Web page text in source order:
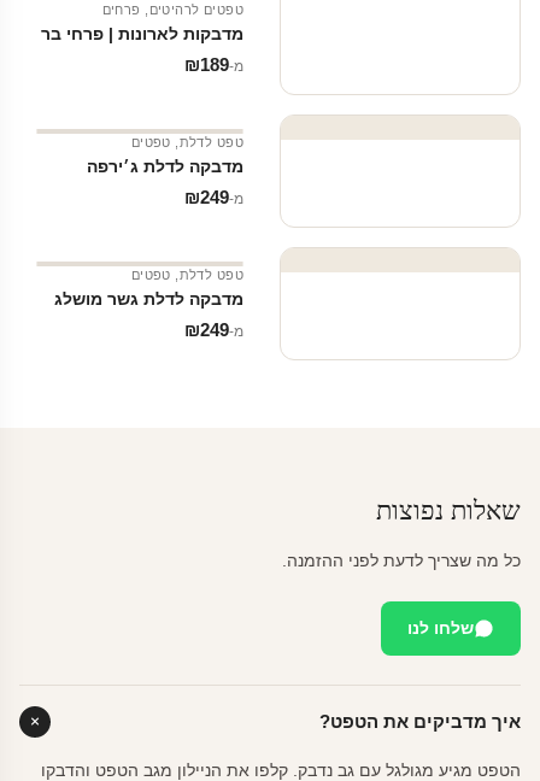
טפטים לרהיטים
פרחים
מדבקות לארונות | פרחי בר
מ‑ ₪189
טפט לדלת טפטים
מדבקה לדלת ג׳ירפה
מ‑ ₪249
טפט לדלת טפטים
מדבקה לדלת גשר מושלג
מ‑ ₪249
שאלות נפוצות
כל מה שצריך לדעת לפני ההזמנה.
שלחו לנו
איך מדביקים את הטפט?
הטפט מגיע מגולגל עם גב נדבק. קלפו את הניילון מגב הטפט והדבקו